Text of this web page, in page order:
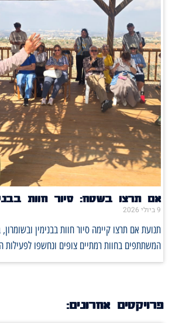
אם תרצו בשטח: סיור חוות
9 ביולי 2026
תנועת אם תרצו קיימה סיור חוות בבנימין
המשתתפים בחוות רמתיים צופים ונחשפו לפעילות
פרויקטים אחרונים: